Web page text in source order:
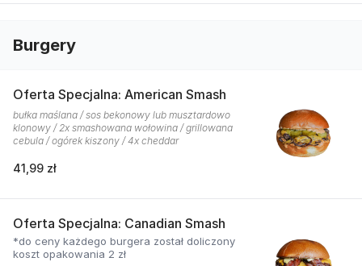
Burgery
Oferta Specjalna: American Smash
bułka maślana / sos bekonowy lub musztardowo
klonowy / 2x smashowana wołowina / grillowana
cebula / ogórek kiszony / 4x cheddar
41,99 zł
Oferta Specjalna: Canadian Smash
*do ceny każdego burgera został doliczony
koszt opakowania 2 zł